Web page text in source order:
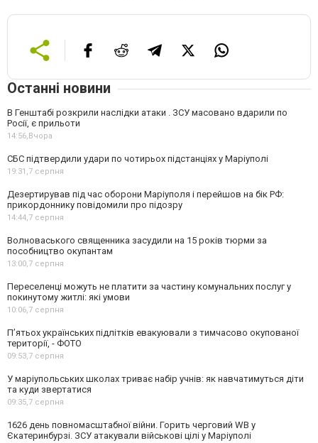
Останні новини
В Генштабі розкрили наслідки атаки . ЗСУ масовано вдарили по
Росії, є прильоти
14:56,Вчора
СБС підтвердили удари по чотирьох підстанціях у Маріуполі
19:31,7 серпня
Дезертирував під час оборони Маріуполя і перейшов на бік РФ:
прикордоннику повідомили про підозру
14:44,7 серпня
Волноваського священника засудили на 15 років тюрми за
пособництво окупантам
13:00,7 серпня
Переселенці можуть не платити за частину комунальних послуг у
покинутому житлі: які умови
10:06,7 серпня
П’ятьох українських підлітків евакуювали з тимчасово окупованої
території, - ФОТО
09:53,7 серпня
У маріупольських школах триває набір учнів: як навчатимуться діти
та куди звертатися
09:35,7 серпня
1626 день повномасштабної війни. Горить черговий WB у
Єкатеринбурзі. ЗСУ атакували військові цілі у Маріуполі